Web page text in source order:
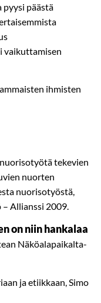
päästä
vaikuttamisen
ihmisten
nuorisotyötä tekevien
nuorten
nuorisotyöstä,
Allianssi 2009.
on niin hankalaa
Näköalapaikalta-
ja etiikkaan, Simo